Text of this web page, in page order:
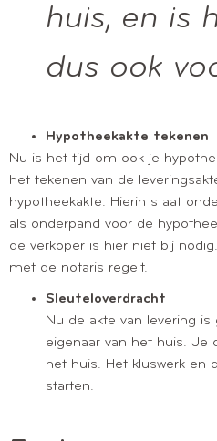
huis, en is
dus ook
Hypotheekakte tekenen
Nu is het tijd om ook je
het tekenen van de
hypotheekakte. Hierin staat
als onderpand voor de
de verkoper is hier niet bij
met de notaris regelt.
Sleuteloverdracht
Nu de akte van levering
eigenaar van het huis. Je
het huis. Het kluswerk en
starten.